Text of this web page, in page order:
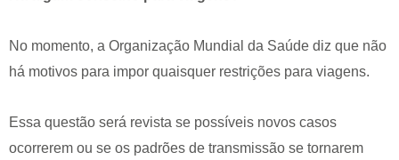
No momento, a Organização Mundial da Saúde diz que não
há motivos para impor quaisquer restrições para viagens.
Essa questão será revista se possíveis novos casos
ocorrerem ou se os padrões de transmissão se tornarem